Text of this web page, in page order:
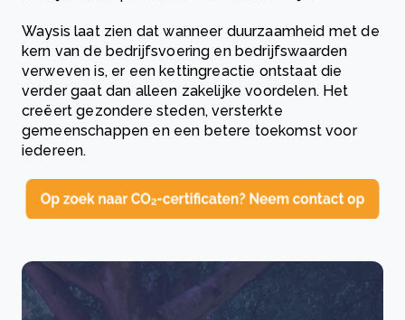
Waysis laat zien dat wanneer duurzaamheid met de
kern van de bedrijfsvoering en bedrijfswaarden
verweven is, er een kettingreactie ontstaat die
verder gaat dan alleen zakelijke voordelen. Het
creëert gezondere steden, versterkte
gemeenschappen en een betere toekomst voor
iedereen.